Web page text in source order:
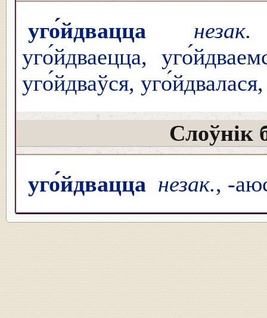
уго́йдвацца незак.
уго́йдваецца,
уго́йдваўся,
Слоўнік
уго́йдвацца незак., -